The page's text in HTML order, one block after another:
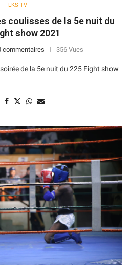
LKS TV
coulisses de la 5e nuit du
show 2021
commentaires 356 Vues
de la 5e nuit du 225 Fight show